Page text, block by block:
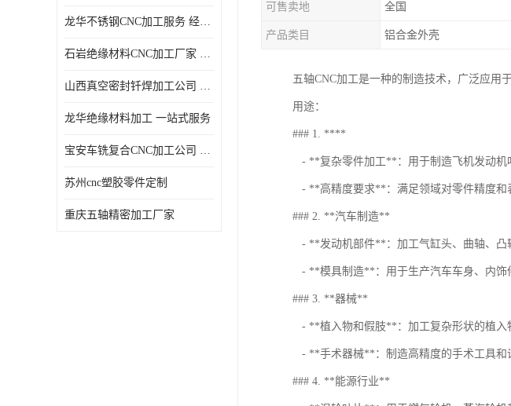
龙华不锈钢CNC加工服务 经验丰富
石岩绝缘材料CNC加工厂家 技术成熟
山西真空密封钎焊加工公司 经验丰富
龙华绝缘材料加工 一站式服务
宝安车铣复合CNC加工公司 技术成熟
苏州cnc塑胶零件定制
重庆五轴精密加工厂家
可售卖地 全国
产品类目 铝合金外壳
五轴CNC加工是一种的制造技术，广泛应用
用途：
### 1. ****
- **复杂零件加工**：用于制造飞机发动机
- **高精度要求**：满足领域对零件精度和
### 2. **汽车制造**
- **发动机部件**：加工气缸头、曲轴、凸
- **模具制造**：用于生产汽车车身、内饰
### 3. **器械**
- **植入物和假肢**：加工复杂形状的植入
- **手术器械**：制造高精度的手术工具和
### 4. **能源行业**